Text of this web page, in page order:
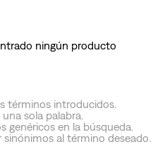
ningún producto
términos introducidos.
sola palabra.
genéricos en la búsqueda.
sinónimos al término deseado.